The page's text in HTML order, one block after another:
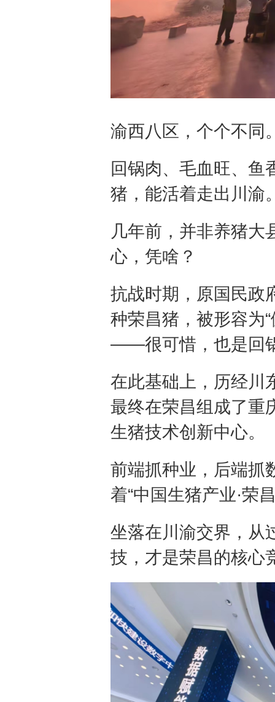
渝西八区，个个不同
回锅肉、毛血旺、
猪，能活着走出川渝
几年前，并非养猪大
心，凭啥？
抗战时期，原国民政
种荣昌猪，被形容为
——很可惜，也是回
在此基础上，历经川
最终在荣昌组成了重
生猪技术创新中心。
前端抓种业，后端抓
着“中国生猪产业·荣
坐落在川渝交界，从
技，才是荣昌的核心